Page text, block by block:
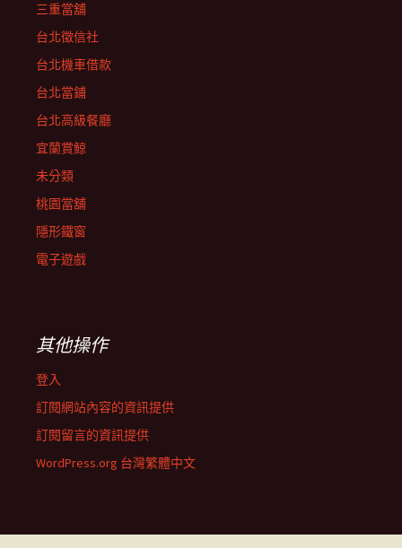
三重當舖
台北徵信社
台北機車借款
台北當鋪
台北高級餐廳
宜蘭賞鯨
未分類
桃園當舖
隱形鐵窗
電子遊戲
其他操作
登入
訂閱網站內容的資訊提供
訂閱留言的資訊提供
WordPress.org 台灣繁體中文